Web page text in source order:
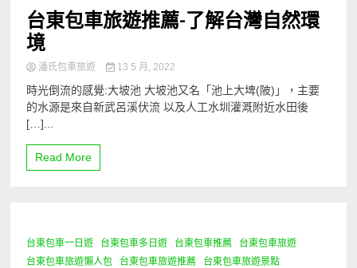
台東包車旅遊推薦-了解台灣自然環
境
潘氏包車旅遊 13 5 月, 2022
時光倒流的感覺:大坡池 大坡池又名「池上大埤(陂)」，主要
的水源是來自新武呂溪伏流 以及人工水圳灌溉附近水田後
[…]...
Read More
1 Minute
台東包車一日遊 台東包車多日遊 台東包車推薦
台東包車旅遊
台東包車旅遊懶人包
台東包車旅遊推薦
台東包車旅遊景點